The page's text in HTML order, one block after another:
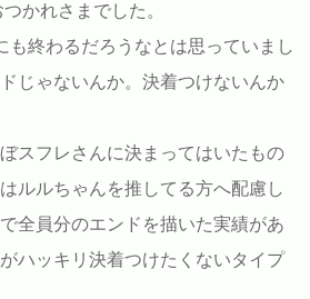
かれさまでした。
も終わるだろうなとは思っていまし
じゃないんか。決着つけないんか
スフレさんに決まってはいたもの
ルルちゃんを推してる方へ配慮し
全員分のエンドを描いた実績があ
ハッキリ決着つけたくないタイプ